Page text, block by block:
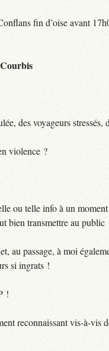
fin d’oise avant
des voyageurs stressés,
violence ?
ou telle info à un
bien transmettre au public
au passage, à moi
si ingrats !
!
reconnaissant vis-à-vis